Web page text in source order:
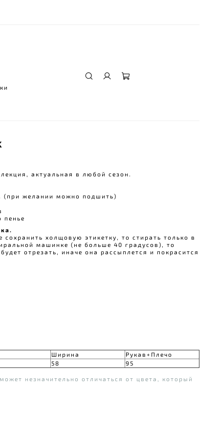
, актуальная в любой сезон.
(при желании можно подшить)
пенье
сохранить холщовую этикетку, то стирать только в
машинке (не больше 40 градусов), то
отрезать, иначе она рассыплется и покрасится
Ширина
Рукав+Плечо
58
95
незначительно отличаться от цвета, который